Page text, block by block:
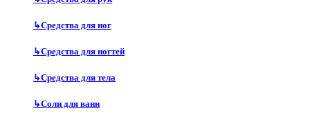
↳Средства для ног
↳Средства для ногтей
↳Средства для тела
↳Соли для ванн